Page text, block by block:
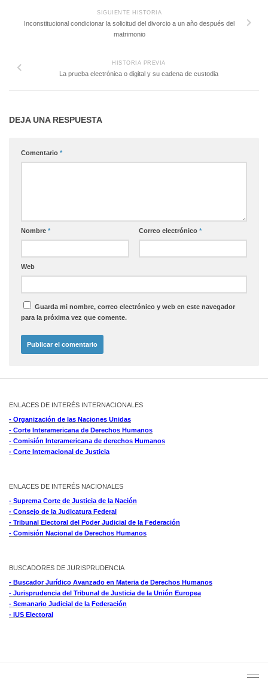
SIGUIENTE HISTORIA
Inconstitucional condicionar la solicitud del divorcio a un año después del
matrimonio
HISTORIA PREVIA
La prueba electrónica o digital y su cadena de custodia
DEJA UNA RESPUESTA
Comentario *
Nombre * Correo electrónico *
Web
Guarda mi nombre, correo electrónico y web en este navegador
para la próxima vez que comente.
ENLACES DE INTERÉS INTERNACIONALES
- Organización de las Naciones Unidas
- Corte Interamericana de Derechos Humanos
- Comisión Interamericana de derechos Humanos
- Corte Internacional de Justicia
ENLACES DE INTERÉS NACIONALES
- Suprema Corte de Justicia de la Nación
- Consejo de la Judicatura Federal
- Tribunal Electoral del Poder Judicial de la Federación
- Comisión Nacional de Derechos Humanos
BUSCADORES DE JURISPRUDENCIA
- Buscador Jurídico Avanzado en Materia de Derechos Humanos
- Jurisprudencia del Tribunal de Justicia de la Unión Europea
- Semanario Judicial de la Federación
- IUS Electoral